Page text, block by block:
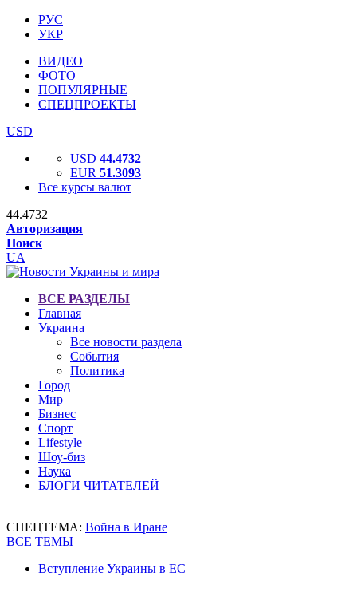
РУС
УКР
ВИДЕО
ФОТО
ПОПУЛЯРНЫЕ
СПЕЦПРОЕКТЫ
USD
USD 44.4732
EUR 51.3093
Все курсы валют
44.4732
Авторизация
Поиск
UA
ВСЕ РАЗДЕЛЫ
Главная
Украина
Все новости раздела
События
Политика
Город
Мир
Бизнес
Спорт
Lifestyle
Шоу-биз
Наука
БЛОГИ ЧИТАТЕЛЕЙ
СПЕЦТЕМА: Война в Иране
ВСЕ ТЕМЫ
Вступление Украины в ЕС